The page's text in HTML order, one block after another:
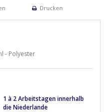
Drucken
- Polyester
1 à 2 Arbeitstagen innerhalb
die Niederlande